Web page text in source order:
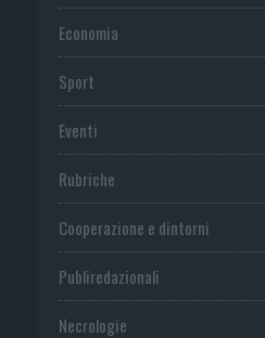
Economia
Sport
Eventi
Rubriche
Cooperazione e dintorni
Publiredazionali
Necrologie